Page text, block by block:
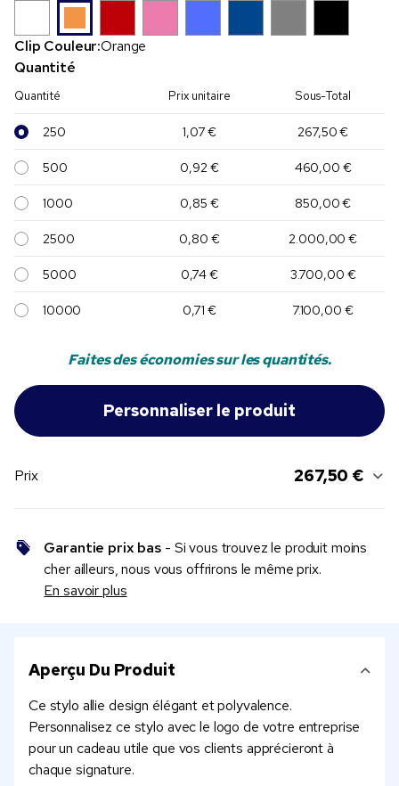
Clip Couleur:Orange
Quantité
Quantité Prix unitaire Sous-Total
250 1,07 € 267,50 €
500 0,92 € 460,00 €
1000 0,85 € 850,00 €
2500 0,80 € 2.000,00 €
5000 0,74 € 3.700,00 €
10000 0,71 € 7.100,00 €
Faites des économies sur les quantités.
Prix 267,50 €
Garantie prix bas - Si vous trouvez le produit moins
cher ailleurs, nous vous offrirons le même prix.
En savoir plus
Aperçu Du Produit
Ce stylo allie design élégant et polyvalence.
Personnalisez ce stylo avec le logo de votre entreprise
pour un cadeau utile que vos clients apprécieront à
chaque signature.